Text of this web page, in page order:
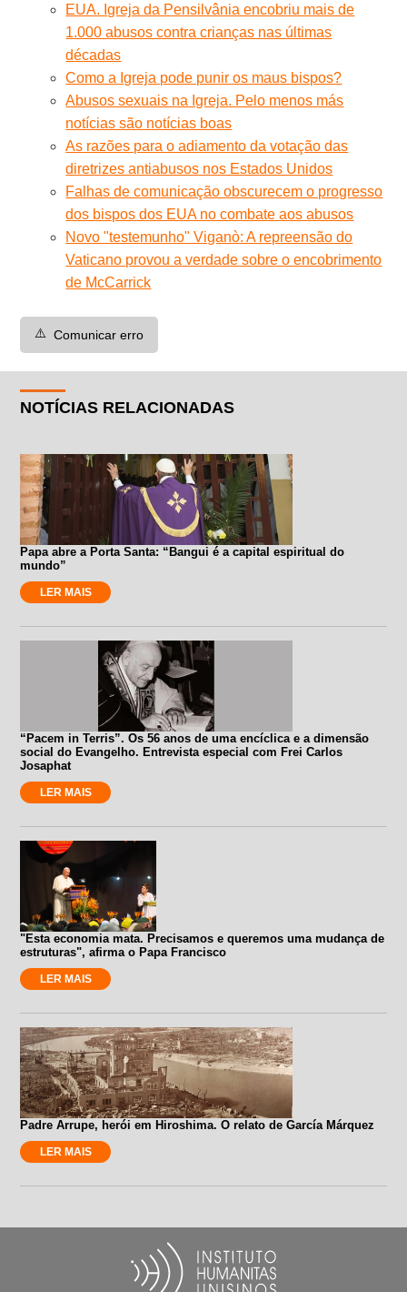
EUA. Igreja da Pensilvânia encobriu mais de
1.000 abusos contra crianças nas últimas
décadas
Como a Igreja pode punir os maus bispos?
Abusos sexuais na Igreja. Pelo menos más
notícias são notícias boas
As razões para o adiamento da votação das
diretrizes antiabusos nos Estados Unidos
Falhas de comunicação obscurecem o progresso
dos bispos dos EUA no combate aos abusos
Novo "testemunho" Viganò: A repreensão do
Vaticano provou a verdade sobre o encobrimento
de McCarrick
⚠️ Comunicar erro
NOTÍCIAS RELACIONADAS
Papa abre a Porta Santa: “Bangui é a capital espiritual do
mundo”
LER MAIS
“Pacem in Terris”. Os 56 anos de uma encíclica e a dimensão
social do Evangelho. Entrevista especial com Frei Carlos
Josaphat
LER MAIS
"Esta economia mata. Precisamos e queremos uma mudança de
estruturas", afirma o Papa Francisco
LER MAIS
Padre Arrupe, herói em Hiroshima. O relato de García Márquez
LER MAIS